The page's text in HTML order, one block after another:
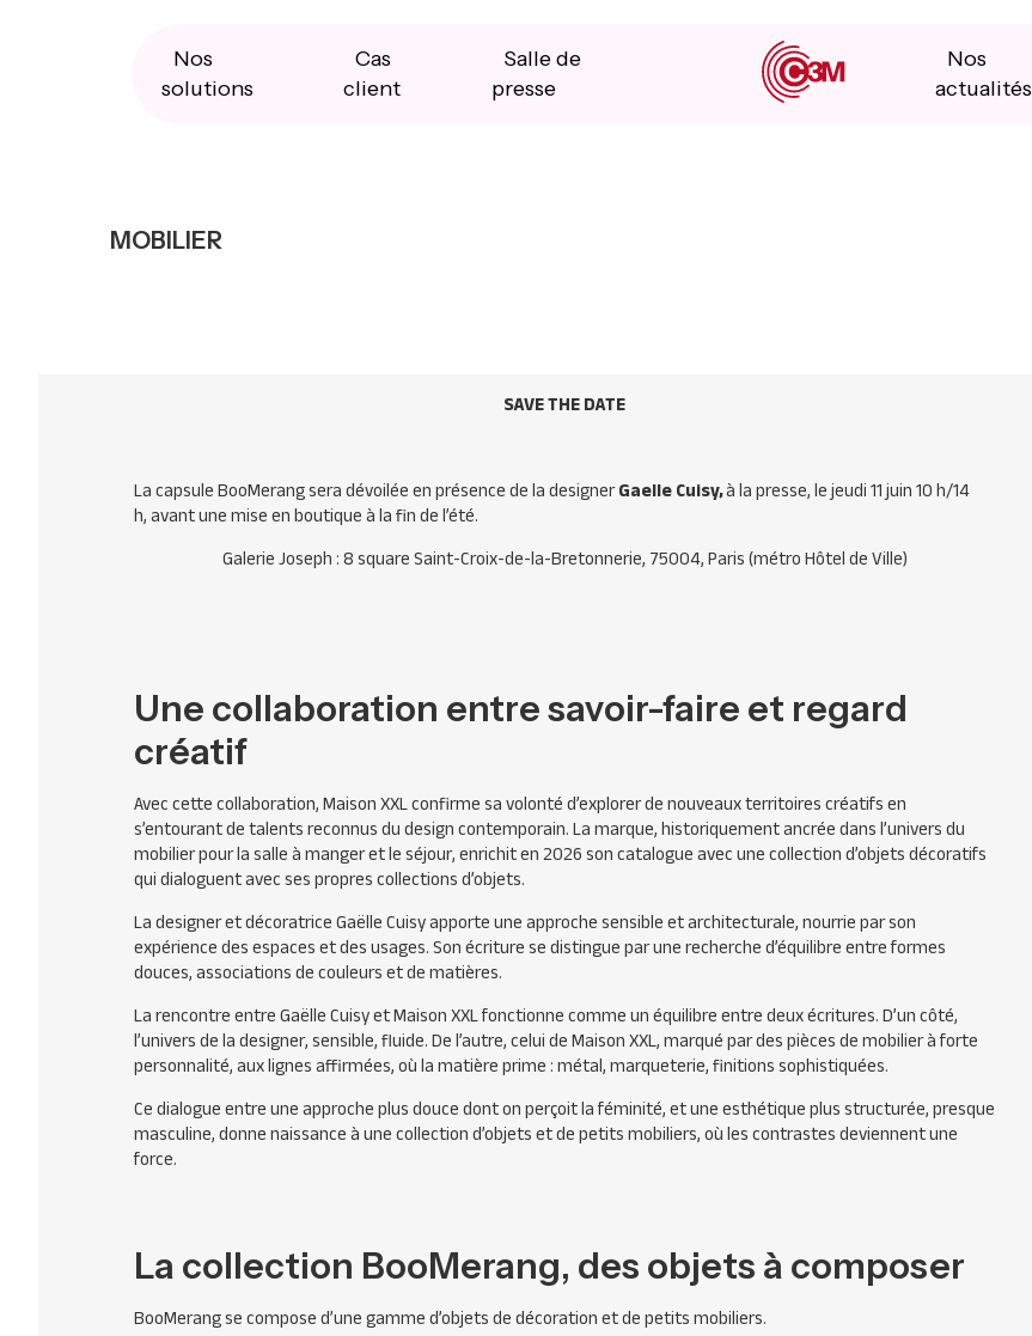
Nos
solutions
Cas
client
Salle de
presse
Nos
actualités
MOBILIER
SAVETHEDATE
La capsule BooMerang sera dévoilée en présence de la designerGaelleCuisy,à la presse, le jeudi 11 juin 10 h/14
h, avant une mise en boutique à la fin de l’été.
Galerie Joseph : 8 square Saint-Croix-de-la-Bretonnerie, 75004, Paris (métro Hôtel de Ville)
Une collaboration entre savoir-faire et regard
créatif
Avec cette collaboration, Maison XXL confirme sa volonté d’explorer de nouveaux territoires créatifs en
s’entourant de talents reconnus du design contemporain. La marque, historiquement ancrée dans l’univers du
mobilier pour la salle à manger et le séjour, enrichit en 2026 son catalogue avec une collection d’objets décoratifs
qui dialoguent avec ses propres collections d’objets.
La designer et décoratrice Gaëlle Cuisy apporte une approche sensible et architecturale, nourrie par son
expérience des espaces et des usages. Son écriture se distingue par une recherche d’équilibre entre formes
douces, associations de couleurs et de matières.
La rencontre entre Gaëlle Cuisy et Maison XXL fonctionne comme un équilibre entre deux écritures. D’un côté,
l’univers de la designer, sensible, fluide. De l’autre, celui de Maison XXL, marqué par des pièces de mobilier à forte
personnalité, aux lignes affirmées, où la matière prime : métal, marqueterie, finitions sophistiquées.
Ce dialogue entre une approche plus douce dont on perçoit la féminité, et une esthétique plus structurée, presque
masculine, donne naissance à une collection d’objets et de petits mobiliers, où les contrastes deviennent une
force.
La collection BooMerang, des objets à composer
BooMerang se compose d’une gamme d’objets de décoration et de petits mobiliers.